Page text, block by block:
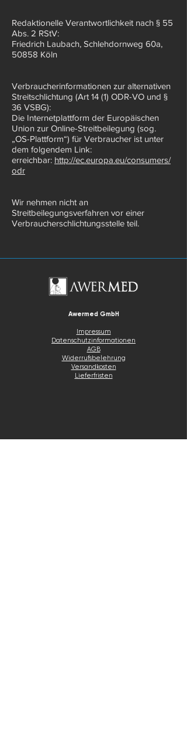
Redaktionelle Verantwortlichkeit nach § 55
Abs. 2 RStV:
Friedrich Laubach, Schlehdornweg 60a,
50858 Köln
Verbraucherinformationen zur alternativen
Streitschlichtung (Art 14 (1) ODR-VO und §
36 VSBG):
Die Internetplattform der Europäischen
Union zur Online-Streitbeilegung (sog.
„OS-Plattform“) für Verbraucher ist unter
dem folgendem Link:
erreichbar: http://ec.europa.eu/consumers/
odr
Wir nehmen nicht an
Streitbeilegungsverfahren vor einer
Verbraucherschlichtungsstelle teil.
Awermed GmbH
Impressum
Datenschutzinformationen
AGB
Widerrufsbelehrung
Versandkosten
Lieferfristen